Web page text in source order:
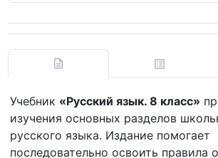
Учебник «Русский язык. 8 класс»
изучения основных разделов
русского языка. Издание помогает
последовательно освоить правила